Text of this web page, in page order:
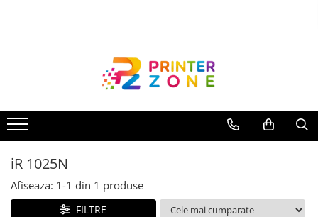
Imprimante cu jet
Multifunctionale laser
Multifunctionale cu jet
Imprimante etichete
Imprimante termice
iR 1025N
Afiseaza: 1-1 din 1 produse
FILTRE